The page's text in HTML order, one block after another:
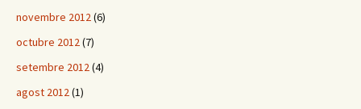
novembre 2012(6)
octubre 2012(7)
setembre 2012(4)
agost 2012(1)